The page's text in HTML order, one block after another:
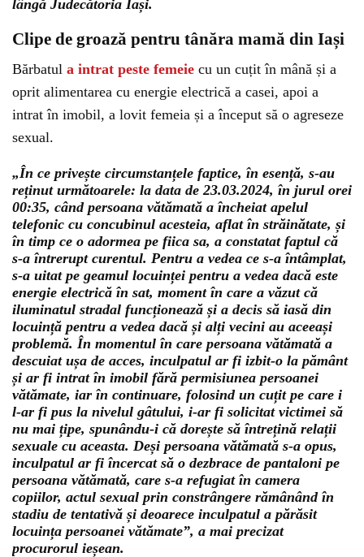
lângă Judecătoria Iași.
Clipe de groază pentru tânăra mamă din Iași
Bărbatul a intrat peste femeie cu un cuțit în mână și a
oprit alimentarea cu energie electrică a casei, apoi a
intrat în imobil, a lovit femeia și a început să o agreseze
sexual.
„În ce privește circumstanțele faptice, în esență, s-au
reținut următoarele: la data de 23.03.2024, în jurul orei
00:35, când persoana vătămată a încheiat apelul
telefonic cu concubinul acesteia, aflat în străinătate, și
în timp ce o adormea pe fiica sa, a constatat faptul că
s-a întrerupt curentul. Pentru a vedea ce s-a întâmplat,
s-a uitat pe geamul locuinței pentru a vedea dacă este
energie electrică în sat, moment în care a văzut că
iluminatul stradal funcționează și a decis să iasă din
locuință pentru a vedea dacă și alți vecini au aceeași
problemă. În momentul în care persoana vătămată a
descuiat ușa de acces, inculpatul ar fi izbit-o la pământ
și ar fi intrat în imobil fără permisiunea persoanei
vătămate, iar în continuare, folosind un cuțit pe care i
l-ar fi pus la nivelul gâtului, i-ar fi solicitat victimei să
nu mai țipe, spunându-i că dorește să întrețină relații
sexuale cu aceasta. Deși persoana vătămată s-a opus,
inculpatul ar fi încercat să o dezbrace de pantaloni pe
persoana vătămată, care s-a refugiat în camera
copiilor, actul sexual prin constrângere rămânând în
stadiu de tentativă și deoarece inculpatul a părăsit
locuința persoanei vătămate”, a mai precizat
procurorul ieșean.